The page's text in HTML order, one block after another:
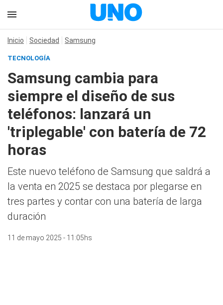
Inicio Sociedad Samsung
TECNOLOGÍA
Samsung cambia para
siempre el diseño de sus
teléfonos: lanzará un
'triplegable' con batería de 72
horas
Este nuevo teléfono de Samsung que saldrá a
la venta en 2025 se destaca por plegarse en
tres partes y contar con una batería de larga
duración
11 de mayo 2025 - 11:05hs